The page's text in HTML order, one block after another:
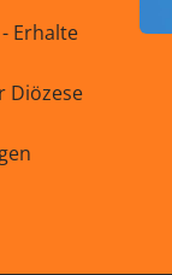
- Erhalte
Diözese